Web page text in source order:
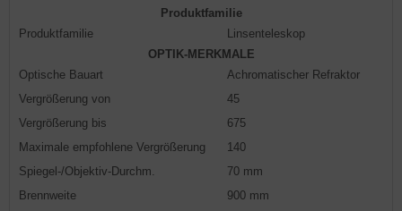
Produktfamilie
Produktfamilie
Linsenteleskop
OPTIK-MERKMALE
Optische Bauart
Achromatischer Refraktor
Vergrößerung von
45
Vergrößerung bis
675
Maximale empfohlene Vergrößerung
140
Spiegel-/Objektiv-Durchm.
70 mm
Brennweite
900 mm